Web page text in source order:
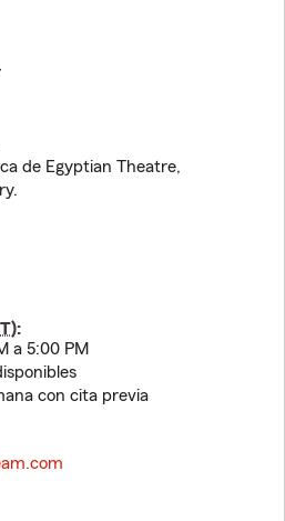
de Egyptian Theatre,
):
a 5:00 PM
con cita previa